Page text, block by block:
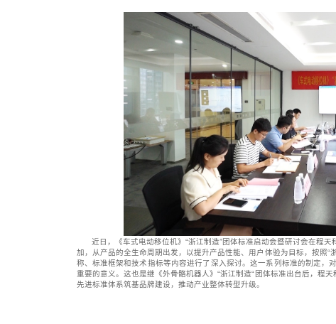
近日，《车式电动移位机》“浙江制造”团体标准启动会暨研讨会在程
加，从产品的全生命周期出发，以提升产品性能、用户体验为目标，按照“
称、标准框架和技术指标等内容进行了深入探讨。这一系列标准的制定
重要的意义。这也是继《外骨骼机器人》“浙江制造“团体标准出台后，程
先进标准体系筑基品牌建设，推动产业整体转型升级。